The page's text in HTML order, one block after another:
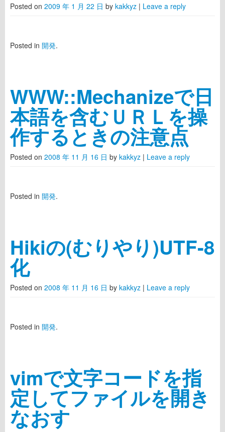
Posted on 2009 年 1 月 22 日 by kakkyz | Leave a reply
Posted in 開発.
WWW::Mechanizeで日
本語を含むＵＲＬを操
作するときの注意点
Posted on 2008 年 11 月 16 日 by kakkyz | Leave a reply
Posted in 開発.
Hikiの(むりやり)UTF-8
化
Posted on 2008 年 11 月 16 日 by kakkyz | Leave a reply
Posted in 開発.
vimで文字コードを指
定してファイルを開き
なおす